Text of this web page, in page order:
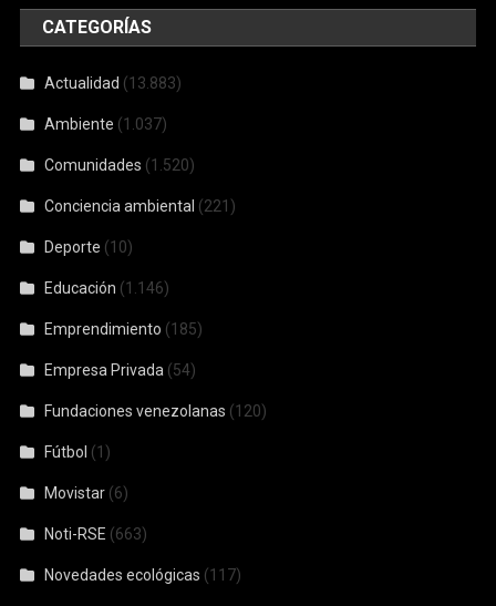
CATEGORÍAS
Actualidad (13.883)
Ambiente (1.037)
Comunidades (1.520)
Conciencia ambiental (221)
Deporte (10)
Educación (1.146)
Emprendimiento (185)
Empresa Privada (54)
Fundaciones venezolanas (120)
Fútbol (1)
Movistar (6)
Noti-RSE (663)
Novedades ecológicas (117)